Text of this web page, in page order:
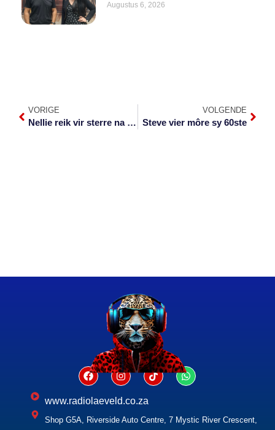
Augustus 6, 2026
VORIGE
Nellie reik vir sterre na sukses in LA
VOLGENDE
Steve vier môre sy 60ste
www.radiolaeveld.co.za
Shop G5A, Riverside Auto Centre, 7 Mystic River Crescent,